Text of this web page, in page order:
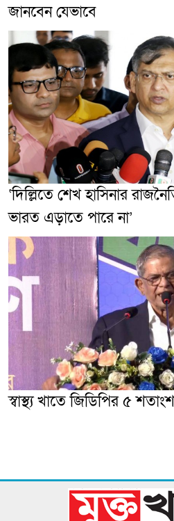
জানবেন যেভাবে
‘দিল্লিতে শেখ হাসিনার
ভারত এড়াতে পারে না’
স্বাস্থ্য খাতে জিডিপির ৫